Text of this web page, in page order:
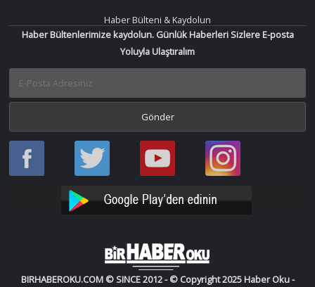
Haber Bülteni & Kaydolun
Haber Bültenlerimize kaydolun. Günlük Haberleri Sizlere E-posta
Yoluyla Ulaştıralım
Haber
Oku
Haber
Oku
Bir
Haber
YouTube
Bir
Haber
Instagram
BIRHABEROKU.COM © SINCE 2012 - © Copyright 2025 Haber Oku -